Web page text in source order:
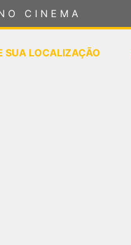
CINEMA
SUA LOCALIZAÇÃO